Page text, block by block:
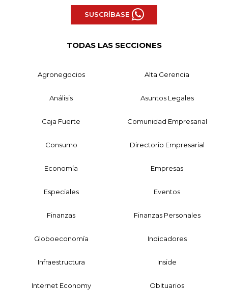
SUSCRÍBASE
TODAS LAS SECCIONES
Agronegocios Alta Gerencia
Análisis Asuntos Legales
Caja Fuerte Comunidad Empresarial
Consumo Directorio Empresarial
Economía Empresas
Especiales Eventos
Finanzas Finanzas Personales
Globoeconomía Indicadores
Infraestructura Inside
Internet Economy Obituarios